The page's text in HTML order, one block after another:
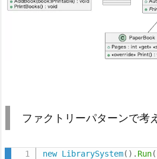
ファクトリーパターンで考
new LibrarySystem( ) . Run(